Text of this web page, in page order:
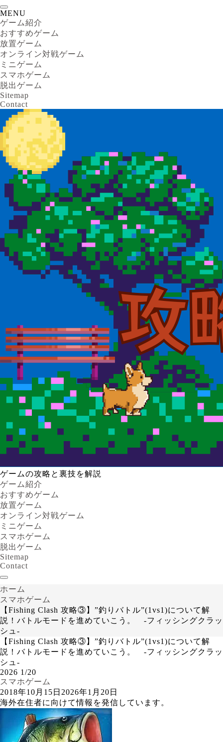
MENU
ゲーム紹介
おすすめゲーム
放置ゲーム
オンライン対戦ゲーム
ミニゲーム
スマホゲーム
脱出ゲーム
Sitemap
Contact
ゲームの攻略と裏技を解説
ゲーム紹介
おすすめゲーム
放置ゲーム
オンライン対戦ゲーム
ミニゲーム
スマホゲーム
脱出ゲーム
Sitemap
Contact
ホーム
スマホゲーム
【Fishing Clash 攻略③】”釣りバトル”(1vs1)について解
説！バトルモードを進めていこう。 -フィッシングクラッ
シュ-
【Fishing Clash 攻略③】”釣りバトル”(1vs1)について解
説！バトルモードを進めていこう。 -フィッシングクラッ
シュ-
2026 1/20
スマホゲーム
2018年10月15日 2026年1月20日
海外在住者に向けて情報を発信しています。